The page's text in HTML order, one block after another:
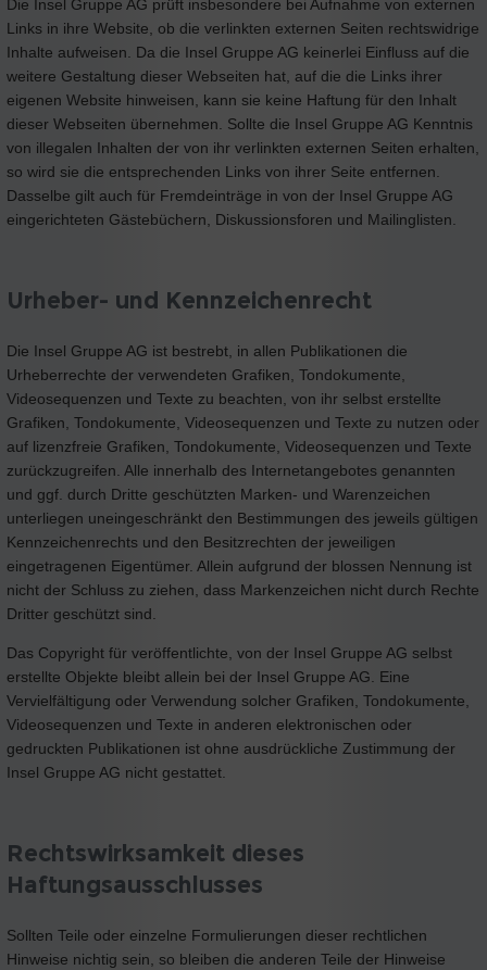
Die Insel Gruppe AG prüft insbesondere bei Aufnahme von externen
Links in ihre Website, ob die verlinkten externen Seiten rechtswidrige
Inhalte aufweisen. Da die Insel Gruppe AG keinerlei Einfluss auf die
weitere Gestaltung dieser Webseiten hat, auf die die Links ihrer
eigenen Website hinweisen, kann sie keine Haftung für den Inhalt
dieser Webseiten übernehmen. Sollte die Insel Gruppe AG Kenntnis
von illegalen Inhalten der von ihr verlinkten externen Seiten erhalten,
so wird sie die entsprechenden Links von ihrer Seite entfernen.
Dasselbe gilt auch für Fremdeinträge in von der Insel Gruppe AG
eingerichteten Gästebüchern, Diskussionsforen und Mailinglisten.
Urheber- und Kennzeichenrecht
Die Insel Gruppe AG ist bestrebt, in allen Publikationen die
Urheberrechte der verwendeten Grafiken, Tondokumente,
Videosequenzen und Texte zu beachten, von ihr selbst erstellte
Grafiken, Tondokumente, Videosequenzen und Texte zu nutzen oder
auf lizenzfreie Grafiken, Tondokumente, Videosequenzen und Texte
zurückzugreifen. Alle innerhalb des Internetangebotes genannten
und ggf. durch Dritte geschützten Marken- und Warenzeichen
unterliegen uneingeschränkt den Bestimmungen des jeweils gültigen
Kennzeichenrechts und den Besitzrechten der jeweiligen
eingetragenen Eigentümer. Allein aufgrund der blossen Nennung ist
nicht der Schluss zu ziehen, dass Markenzeichen nicht durch Rechte
Dritter geschützt sind.
Das Copyright für veröffentlichte, von der Insel Gruppe AG selbst
erstellte Objekte bleibt allein bei der Insel Gruppe AG. Eine
Vervielfältigung oder Verwendung solcher Grafiken, Tondokumente,
Videosequenzen und Texte in anderen elektronischen oder
gedruckten Publikationen ist ohne ausdrückliche Zustimmung der
Insel Gruppe AG nicht gestattet.
Rechtswirksamkeit dieses
Haftungsausschlusses
Sollten Teile oder einzelne Formulierungen dieser rechtlichen
Hinweise nichtig sein, so bleiben die anderen Teile der Hinweise